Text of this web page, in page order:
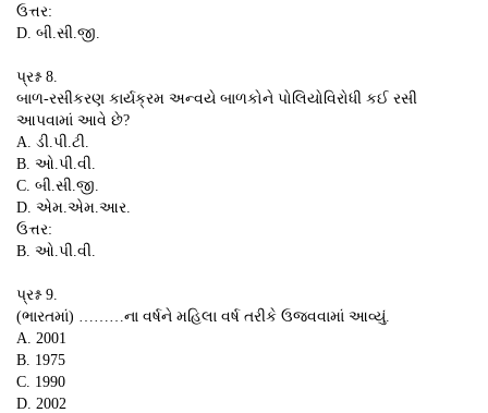
ઉત્તર:
D. બી.સી.જી.
પ્રશ્ન 8.
બાળ-રસીકરણ કાર્યક્રમ અન્વયે બાળકોને પોલિયોવિરોધી કઈ રસી
આપવામાં આવે છે?
A. ડી.પી.ટી.
B. ઓ.પી.વી.
C. બી.સી.જી.
D. એમ.એમ.આર.
ઉત્તર:
B. ઓ.પી.વી.
પ્રશ્ન 9.
(ભારતમાં) ………ના વર્ષને મહિલા વર્ષ તરીકે ઉજવવામાં આવ્યું.
A. 2001
B. 1975
C. 1990
D. 2002